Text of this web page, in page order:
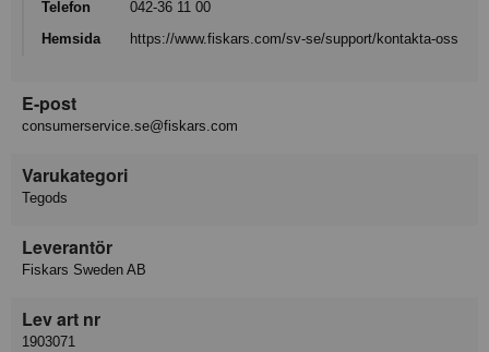
Telefon
042-36 11 00
Hemsida
https://www.fiskars.com/sv-se/support/kontakta-oss
E-post
consumerservice.se@fiskars.com
Varukategori
Tegods
Leverantör
Fiskars Sweden AB
Lev art nr
1903071